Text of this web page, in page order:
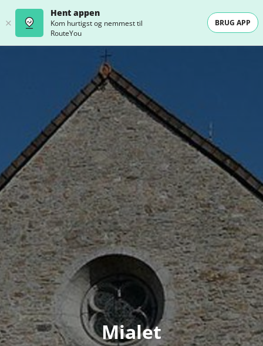
Hent appen
Kom hurtigst og nemmest til
RouteYou
BRUG APP
Mialet